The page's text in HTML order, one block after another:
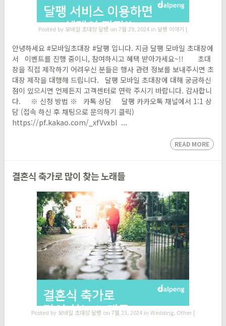
Posted by 모바일 초대장 달팽 on 7월 29, 2024 in 달팽 이야기 |
안녕하세요 #모바일초대장 #달팽 입니다. 지금 달팽 모바일 초대장에
서 이벤트를 진행 중이니, 참여하시고 혜택 받아가세요~!! 초대
장을 직접 제작하기 어려우신 분들은 행사 관련 정보를 보내주시면 초
대장 제작을 대행해 드립니다. 달팽 모바일 초대장에 대해 궁금하신
점이 있으시면 언제든지 고객센터로 연락 주시기 바랍니다. 감사합니
다. ※ 신청 방법 ※ 카톡 상담 달팽 카카오톡 채널에서 1:1 상
담 (접속 하신 후 채팅으로 문의하기 클릭)
https://pf.kakao.com/_xfVvxbl ...
READ MORE
결혼식 축가로 많이 찾는 노래들
Posted by 모바일 초대장 달팽 on 7월 23, 2024 in Wedding, Other|